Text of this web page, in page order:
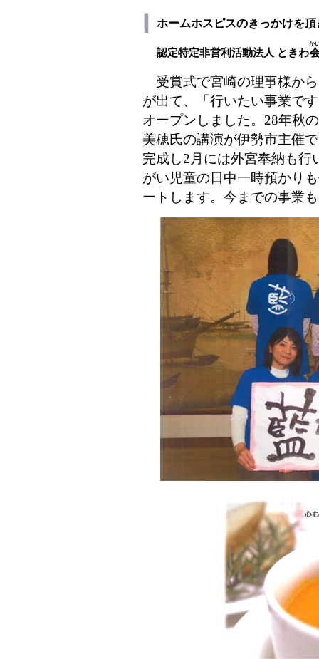
ホームホスピスのきっかけを頂
認定特定非営利活動法人 ときわ
か
受賞式で宮崎の理事様か
が出て、「行いたい事業で
オープンしました。28年秋
美穂氏の講演が伊勢市主催
完成し2月には外宮奉納も
がい児童の日中一時預かり
ートします。今までの事業